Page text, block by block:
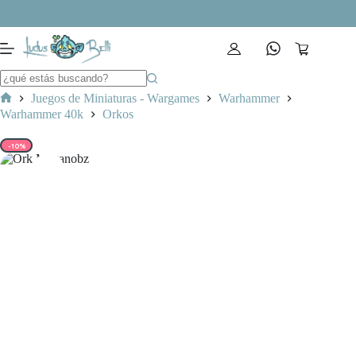
contenido
Carro
Inicio
Juegos de Miniaturas - Wargames
Warhammer
Warhammer 40k
Orkos
-10%